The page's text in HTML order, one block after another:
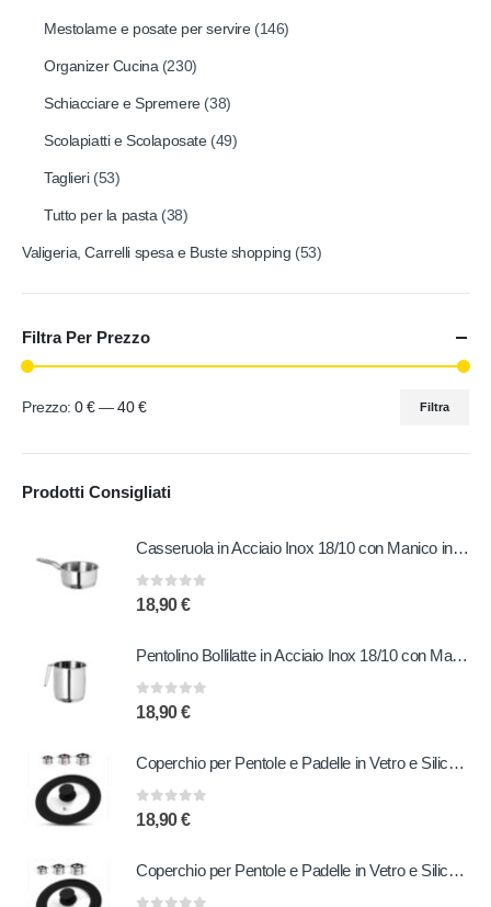
Mestolame e posate per servire (146)
Organizer Cucina (230)
Schiacciare e Spremere (38)
Scolapiatti e Scolaposate (49)
Taglieri (53)
Tutto per la pasta (38)
Valigeria, Carrelli spesa e Buste shopping (53)
Filtra Per Prezzo
Filtra
Prezzo:0 €—40 €
Prodotti Consigliati
Casseruola in Acciaio Inox 18/10 con Manico in Bakelite 14 cm
0 out of 5
18,90€
Pentolino Bollilatte in Acciaio Inox 18/10 con Manico in Bakelite 12 cm
0 out of 5
18,90€
Coperchio per Pentole e Padelle in Vetro e Silicone 28 - 30 - 32 cm
0 out of 5
18,90€
Coperchio per Pentole e Padelle in Vetro e Silicone 16 - 18 - 20 cm